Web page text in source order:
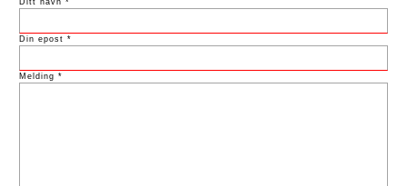
Ditt navn *
Din epost *
Melding *